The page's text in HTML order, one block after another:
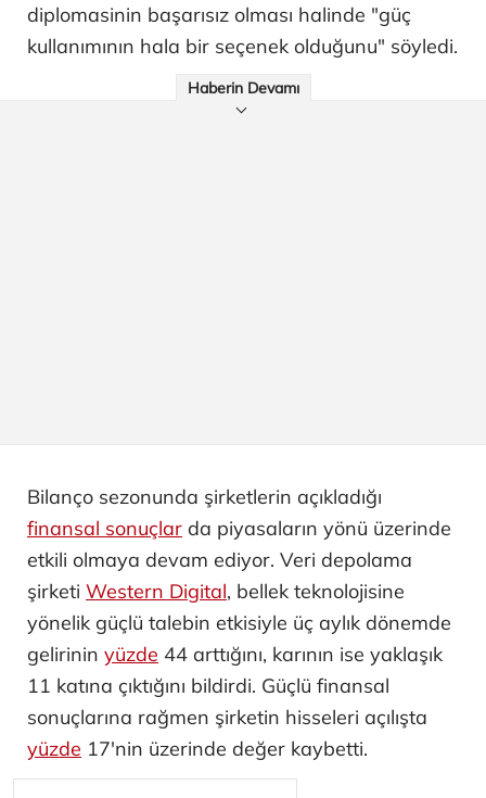
diplomasinin başarısız olması halinde "güç
kullanımının hala bir seçenek olduğunu" söyledi.
Haberin Devamı
Bilanço sezonunda şirketlerin açıkladığı
finansal sonuçlar da piyasaların yönü üzerinde
etkili olmaya devam ediyor. Veri depolama
şirketi Western Digital, bellek teknolojisine
yönelik güçlü talebin etkisiyle üç aylık dönemde
gelirinin yüzde 44 arttığını, karının ise yaklaşık
11 katına çıktığını bildirdi. Güçlü finansal
sonuçlarına rağmen şirketin hisseleri açılışta
yüzde 17'nin üzerinde değer kaybetti.